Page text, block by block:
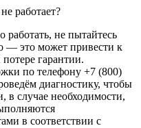
работает?
работать, не пытайтесь
— это может привести к
гарантии.
по телефону +7 (800)
диагностику, чтобы
в случае необходимости,
в соответствии с